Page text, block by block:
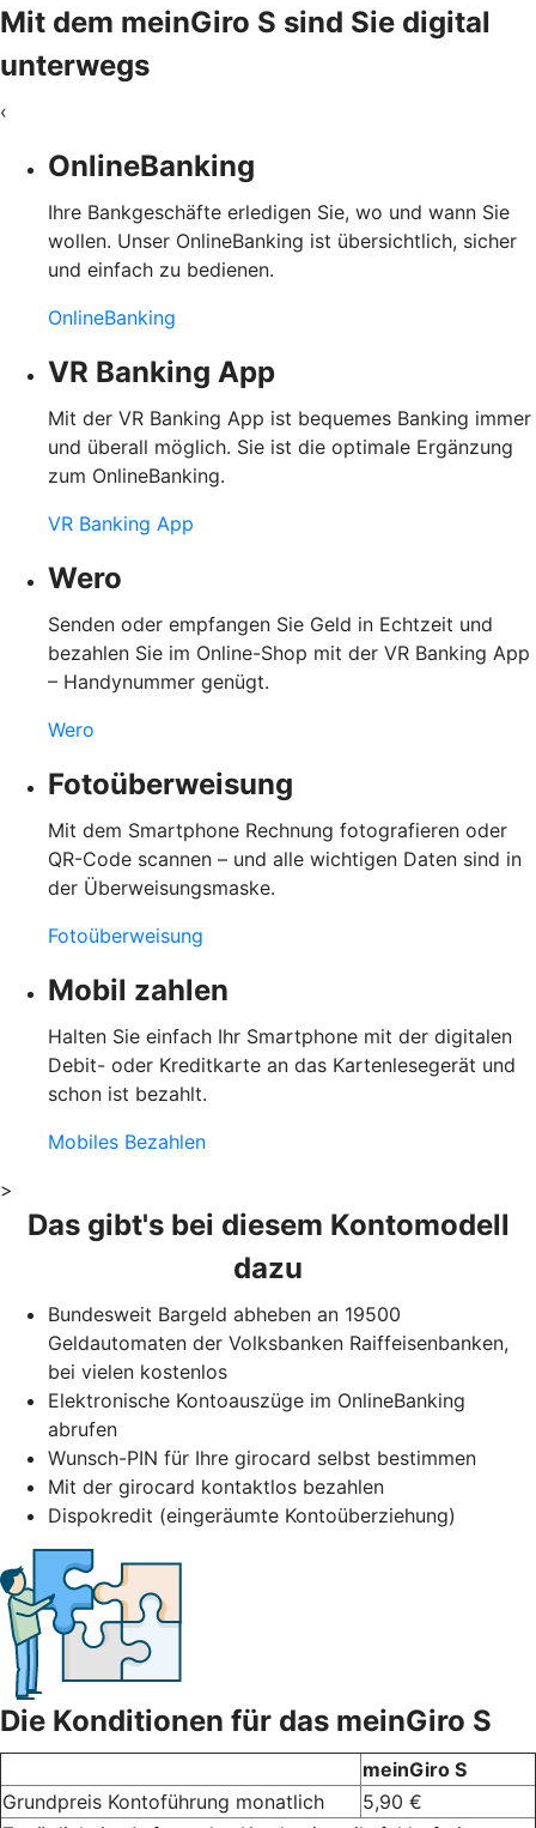
Mit dem meinGiro S sind Sie digital
unterwegs
‹
OnlineBanking
Ihre Bankgeschäfte erledigen Sie, wo und wann Sie
wollen. Unser OnlineBanking ist übersichtlich, sicher
und einfach zu bedienen.
OnlineBanking
VR Banking App
Mit der VR Banking App ist bequemes Banking immer
und überall möglich. Sie ist die optimale Ergänzung
zum OnlineBanking.
VR Banking App
Wero
Senden oder empfangen Sie Geld in Echtzeit und
bezahlen Sie im Online-Shop mit der VR Banking App
– Handynummer genügt.
Wero
Fotoüberweisung
Mit dem Smartphone Rechnung fotografieren oder
QR-Code scannen – und alle wichtigen Daten sind in
der Überweisungsmaske.
Fotoüberweisung
Mobil zahlen
Halten Sie einfach Ihr Smartphone mit der digitalen
Debit- oder Kreditkarte an das Kartenlesegerät und
schon ist bezahlt.
Mobiles Bezahlen
>
Das gibt's bei diesem Kontomodell
dazu
Bundesweit Bargeld abheben an 19500
Geldautomaten der Volksbanken Raiffeisenbanken,
bei vielen kostenlos
Elektronische Kontoauszüge im OnlineBanking
abrufen
Wunsch-PIN für Ihre girocard selbst bestimmen
Mit der girocard kontaktlos bezahlen
Dispokredit (eingeräumte Kontoüberziehung)
Die Konditionen für das meinGiro S
meinGiro S
Grundpreis Kontoführung monatlich
5,90 €